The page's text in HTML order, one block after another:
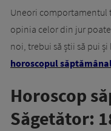
Uneori comportamentul
opinia celor din jur
noi, trebui să știi să pui
horoscopul
Horoscop
Săgetător: